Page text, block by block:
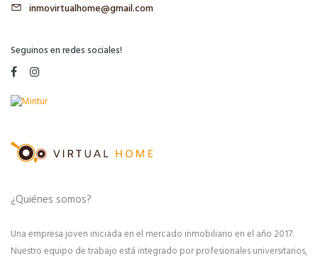
inmovirtualhome@gmail.com
Seguinos en redes sociales!
¿Quiénes somos?
Una empresa joven iniciada en el mercado inmobiliario en el año 2017.
Nuestro equipo de trabajo está integrado por profesionales universitarios,